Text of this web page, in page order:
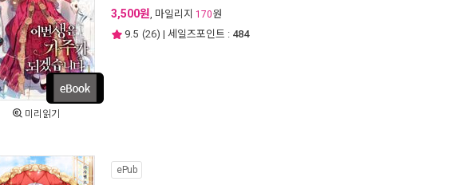
미리읽기
3,500원, 마일리지 170원
9.5 (26) | 세일즈포인트 : 484
ePub